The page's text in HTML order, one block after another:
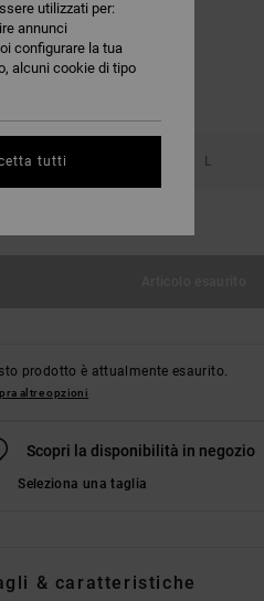
S L
prodotto è attualmente esaurito.
altre opzioni
Scopri la disponibilità in negozio
Seleziona una taglia
& caratteristiche
utilizzati per:
annunci
configurare la tua
alcuni cookie di tipo
tutti